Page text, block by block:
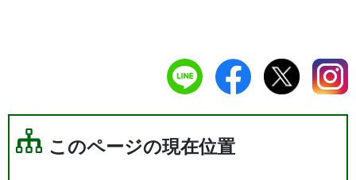
このページの現在位置